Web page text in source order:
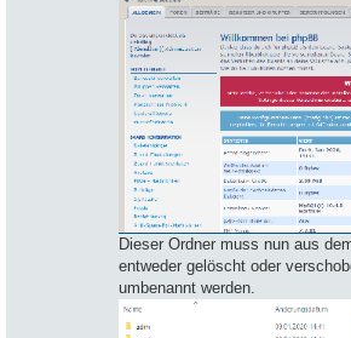
Dieser Ordner muss nun aus
entweder gelöscht oder
umbenannt werden.